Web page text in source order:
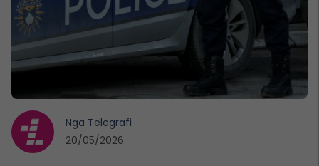
Nga Telegrafi
20/05/2026